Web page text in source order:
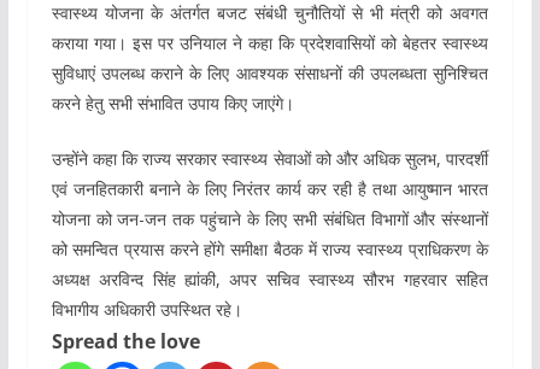
स्वास्थ्य योजना के अंतर्गत बजट संबंधी चुनौतियों से भी मंत्री को अवगत
कराया गया। इस पर उनियाल ने कहा कि प्रदेशवासियों को बेहतर स्वास्थ्य
सुविधाएं उपलब्ध कराने के लिए आवश्यक संसाधनों की उपलब्धता सुनिश्चित
करने हेतु सभी संभावित उपाय किए जाएंगे।
उन्होंने कहा कि राज्य सरकार स्वास्थ्य सेवाओं को और अधिक सुलभ, पारदर्शी
एवं जनहितकारी बनाने के लिए निरंतर कार्य कर रही है तथा आयुष्मान भारत
योजना को जन-जन तक पहुंचाने के लिए सभी संबंधित विभागों और संस्थानों
को समन्वित प्रयास करने होंगे समीक्षा बैठक में राज्य स्वास्थ्य प्राधिकरण के
अध्यक्ष अरविन्द सिंह ह्यांकी, अपर सचिव स्वास्थ्य सौरभ गहरवार सहित
विभागीय अधिकारी उपस्थित रहे।
Spread the love